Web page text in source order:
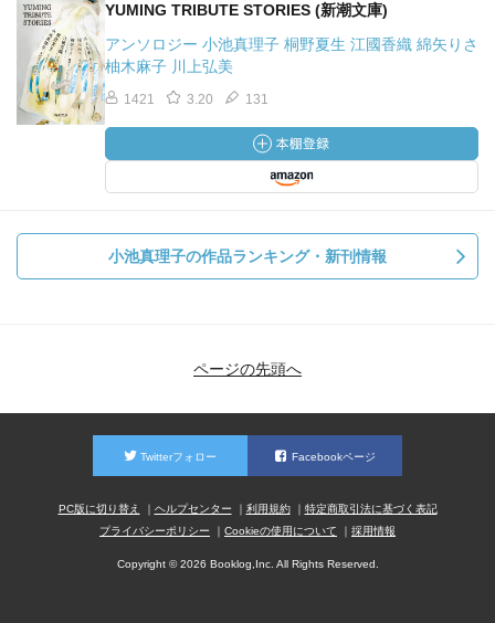
YUMING TRIBUTE STORIES (新潮文庫)
アンソロジー 小池真理子 桐野夏生 江國香織 綿矢りさ
柚木麻子 川上弘美
1421 3.20 131
小池真理子の作品ランキング・新刊情報
ページの先頭へ
Twitterフォロー Facebookページ
PC版に切り替え ヘルプセンター 利用規約
特定商取引法に基づく表記
プライバシーポリシー
Cookieの使用について 採用情報
Copyright © 2026 Booklog,Inc. All Rights Reserved.